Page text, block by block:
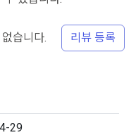
습니다. 리뷰 등록
29